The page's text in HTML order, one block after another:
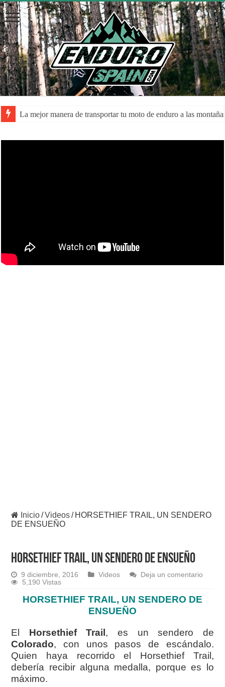
La mejor manera de transportar tu moto de enduro a las
Inicio/Videos/ HORSETHIEF TRAIL, UN SENDERO
DE ENSUEÑO
HORSETHIEF TRAIL, UN SENDERO DE ENSUEÑO
9 diciembre, 2016 Videos
Deja un comentario
5,190 Vistas
HORSETHIEF TRAIL, UN SENDERO DE
ENSUEÑO
El Horsethief Trail, es un sendero de
Colorado, con unos pasos de escándalo.
Quien haya recorrido el Horsethief Trail,
debería recibir alguna medalla, porque es lo
máximo.